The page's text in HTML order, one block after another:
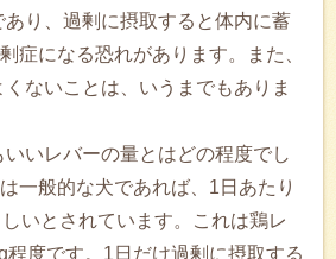
り、過剰に摂取すると体内に蓄
症になる恐れがあります。また、
ないことは、いうまでもありま
いレバーの量とはどの程度でし
一般的な犬であれば、1日あたり
いとされています。これは鶏レ
程度です。1日だけ過剰に摂取する